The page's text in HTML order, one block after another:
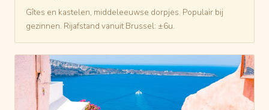
Gîtes en kastelen, middeleeuwse dorpjes. Populair bij
gezinnen. Rijafstand vanuit Brussel: ±6u.